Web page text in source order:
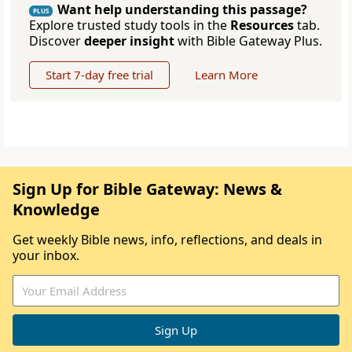
PLUS
Want help understanding this passage?
Explore trusted study tools in the Resourcestab.
Discoverdeeper insightwith Bible Gateway Plus.
Start 7-day free trial Learn More
Sign Up for Bible Gateway: News &
Knowledge
Get weekly Bible news, info, reflections, and deals in
your inbox.